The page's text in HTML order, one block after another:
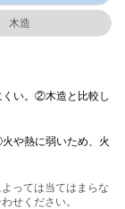
木造
い。②木造と比較し
や熱に弱いため、火
っては当てはまらな
せください。